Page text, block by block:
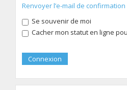
Renvoyer l’e-mail de confirmation
Se souvenir de moi
Cacher mon statut en ligne